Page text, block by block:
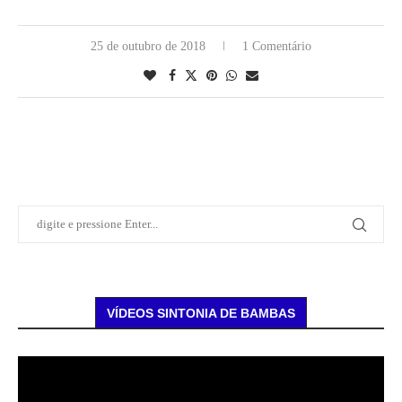
25 de outubro de 2018 1 Comentário
VÍDEOS SINTONIA DE BAMBAS